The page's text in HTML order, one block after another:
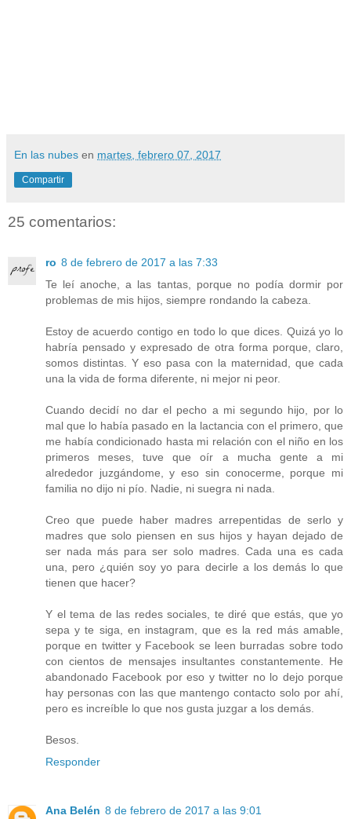
En las nubes en martes, febrero 07, 2017
Compartir
25 comentarios:
ro 8 de febrero de 2017 a las 7:33
Te leí anoche, a las tantas, porque no podía dormir por
problemas de mis hijos, siempre rondando la cabeza.
Estoy de acuerdo contigo en todo lo que dices. Quizá yo lo
habría pensado y expresado de otra forma porque, claro,
somos distintas. Y eso pasa con la maternidad, que cada
una la vida de forma diferente, ni mejor ni peor.
Cuando decidí no dar el pecho a mi segundo hijo, por lo
mal que lo había pasado en la lactancia con el primero, que
me había condicionado hasta mi relación con el niño en los
primeros meses, tuve que oír a mucha gente a mi
alrededor juzgándome, y eso sin conocerme, porque mi
familia no dijo ni pío. Nadie, ni suegra ni nada.
Creo que puede haber madres arrepentidas de serlo y
madres que solo piensen en sus hijos y hayan dejado de
ser nada más para ser solo madres. Cada una es cada
una, pero ¿quién soy yo para decirle a los demás lo que
tienen que hacer?
Y el tema de las redes sociales, te diré que estás, que yo
sepa y te siga, en instagram, que es la red más amable,
porque en twitter y Facebook se leen burradas sobre todo
con cientos de mensajes insultantes constantemente. He
abandonado Facebook por eso y twitter no lo dejo porque
hay personas con las que mantengo contacto solo por ahí,
pero es increíble lo que nos gusta juzgar a los demás.
Besos.
Responder
Ana Belén 8 de febrero de 2017 a las 9:01